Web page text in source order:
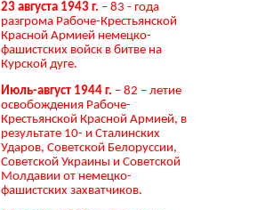
23 августа 1943 г. – 83 - года
разгрома Рабоче-Крестьянской
Красной Армией немецко-
фашистских войск в битве на
Курской дуге.
Июль-август 1944 г. – 82 – летие
освобождения Рабоче-
Крестьянской Красной Армией, в
результате 10- и Сталинских
Ударов, Советской Белоруссии,
Советской Украины и Советской
Молдавии от немецко-
фашистских захватчиков.